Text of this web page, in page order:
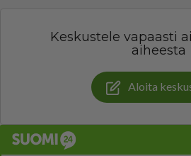
Keskustele vapaasti
aiheesta
Aloita